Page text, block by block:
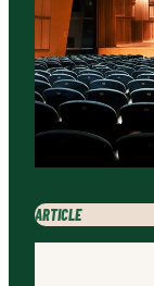
ARTICLE